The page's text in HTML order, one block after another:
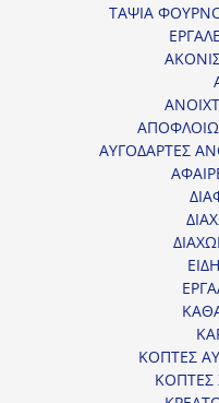
ΤΑΨΙΑ
ΑΥΓΟΔΑΡΤΕΣ
ΚΟΠΤΕΣ
ΚΟΠΤΕΣ